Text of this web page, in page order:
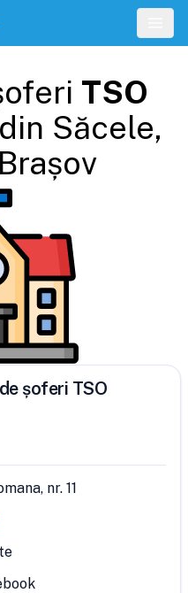
TSO
din Săcele,
Brașov
șoferi TSO
nr. 11